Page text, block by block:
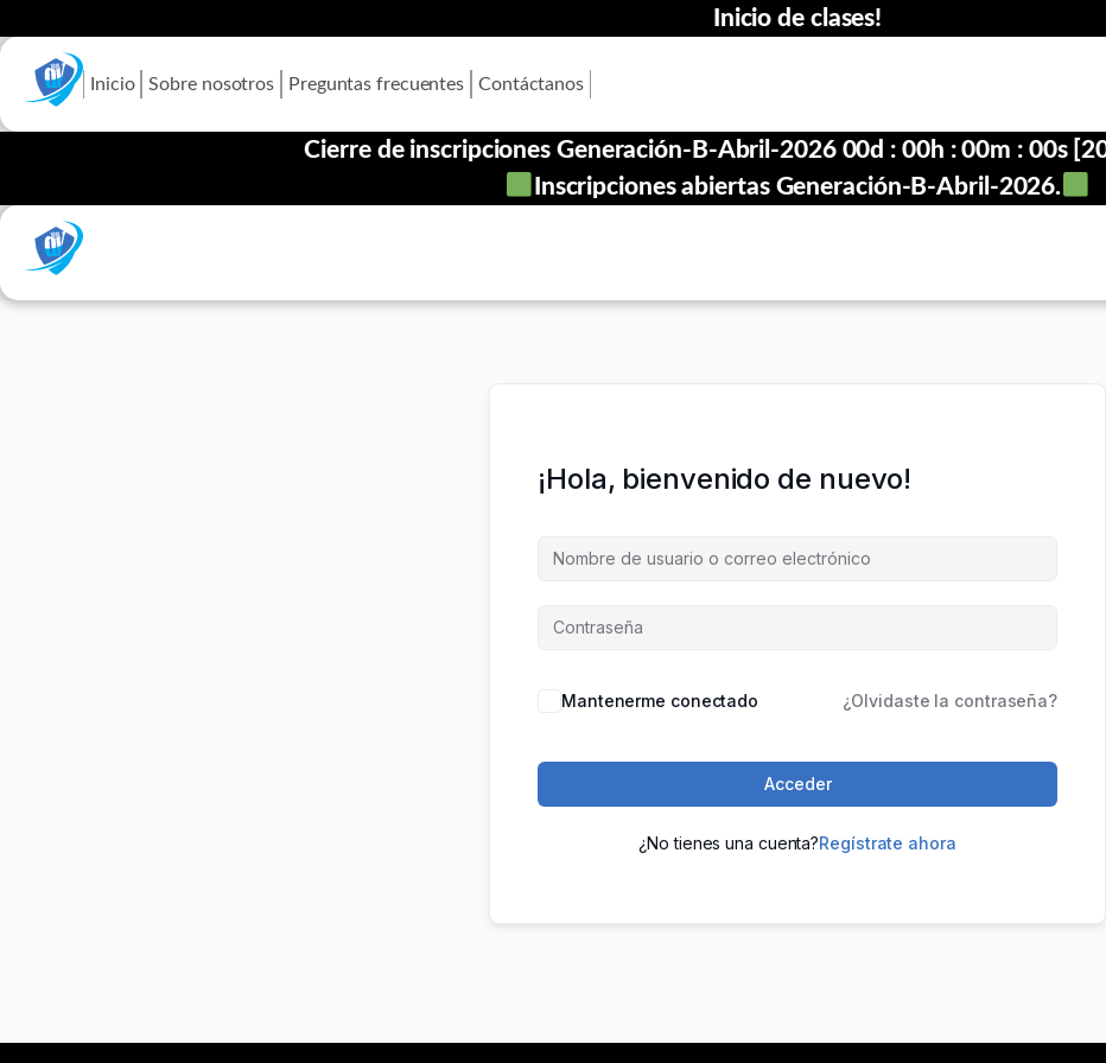
Inicio de clases!
Inicio Sobre nosotros Preguntas frecuentes Contáctanos
Cierre de inscripciones Generación-B-Abril-2026 00d : 00h :00m : 00s
Inscripciones abiertas Generación-B-Abril-2026.
¡Hola, bienvenido de nuevo!
Mantenerme conectado ¿Olvidaste la contraseña?
Acceder
¿No tienes una cuenta?Regístrate ahora